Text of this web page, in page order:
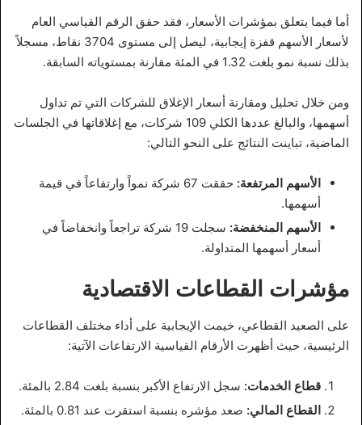
أما فيما يتعلق بمؤشرات الأسعار، فقد حقق الرقم القياسي العام
لأسعار الأسهم قفزة إيجابية، ليصل إلى مستوى 3704 نقاط، مسجلاً
بذلك نسبة نمو بلغت 1.32 في المئة مقارنة بمستوياته السابقة.
ومن خلال تحليل ومقارنة أسعار الإغلاق للشركات التي تم تداول
أسهمها، والبالغ عددها الكلي 109 شركات، مع إغلاقاتها في الجلسات
الماضية، تباينت النتائج على النحو التالي:
الأسهم المرتفعة:
حققت 67 شركة نمواً وارتفاعاً في قيمة
أسهمها.
الأسهم المنخفضة:
سجلت 19 شركة تراجعاً وانخفاضاً في
أسعار أسهمها المتداولة.
مؤشرات القطاعات الاقتصادية
على الصعيد القطاعي، خيمت الإيجابية على أداء مختلف القطاعات
الرئيسية، حيث أظهرت الأرقام القياسية الارتفاعات الآتية:
قطاع الخدمات: سجل الارتفاع الأكبر بنسبة بلغت 2.84 بالمئة.
القطاع المالي: صعد مؤشره بنسبة استقرت عند 0.81 بالمئة.